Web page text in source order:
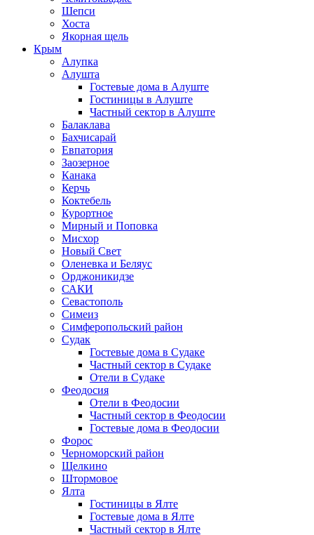
Шепси
Хоста
Якорная щель
Крым
Алупка
Алушта
Гостевые дома в Алуште
Гостиницы в Алуште
Частный сектор в Алуште
Балаклава
Бахчисарай
Евпатория
Заозерное
Канака
Керчь
Коктебель
Курортное
Мирный и Поповка
Мисхор
Новый Свет
Оленевка и Беляус
Орджоникидзе
САКИ
Севастополь
Симеиз
Симферопольский район
Судак
Гостевые дома в Судаке
Частный сектор в Судаке
Отели в Судаке
Феодосия
Отели в Феодосии
Частный сектор в Феодосии
Гостевые дома в Феодосии
Форос
Черноморский район
Щелкино
Штормовое
Ялта
Гостиницы в Ялте
Гостевые дома в Ялте
Частный сектор в Ялте